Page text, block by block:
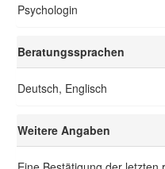
Psychologin
Beratungssprachen
Deutsch, Englisch
Weitere Angaben